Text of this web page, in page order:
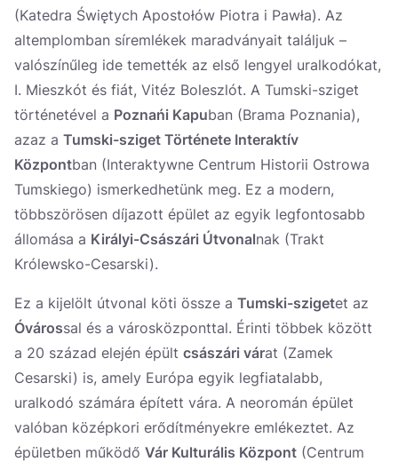
(Katedra Świętych Apostołów Piotra i Pawła). Az
altemplomban síremlékek maradványait találjuk –
valószínűleg ide temették az első lengyel uralkodókat,
I. Mieszkót és fiát, Vitéz Boleszlót. A Tumski-sziget
történetével a Poznańi Kapuban (Brama Poznania),
azaz a Tumski-sziget Története Interaktív
Központban (Interaktywne Centrum Historii Ostrowa
Tumskiego) ismerkedhetünk meg. Ez a modern,
többszörösen díjazott épület az egyik legfontosabb
állomása a Királyi-Császári Útvonalnak (Trakt
Królewsko-Cesarski).
Ez a kijelölt útvonal köti össze a Tumski-szigetet az
Óvárossal és a városközponttal. Érinti többek között
a 20 század elején épült császári várat (Zamek
Cesarski) is, amely Európa egyik legfiatalabb,
uralkodó számára épített vára. A neoromán épület
valóban középkori erődítményekre emlékeztet. Az
épületben működő Vár Kulturális Központ (Centrum